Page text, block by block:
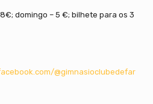
domingo – 5 €; bilhete para os 3
@gimnasioclubedefar